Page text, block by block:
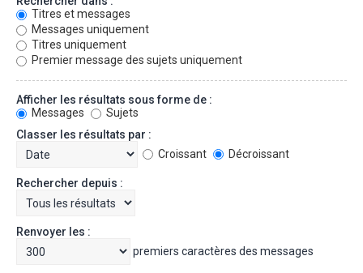
Titres et messages
Messages uniquement
Titres uniquement
Premier message des sujets uniquement
Afficher les résultats sous forme de :
Messages
Sujets
Classer les résultats par :
Croissant
Décroissant
Rechercher depuis :
Renvoyer les :
premiers caractères des messages